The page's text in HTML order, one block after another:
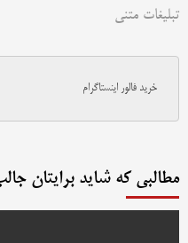
تبلیغات متنی
خرید فالور اینستاگرام
مطالبی که شاید برایتان